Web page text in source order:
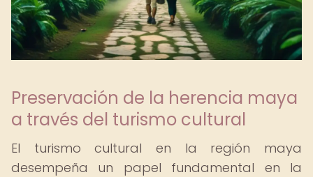
Preservación de la herencia maya
a través del turismo cultural
El turismo cultural en la región maya
desempeña un papel fundamental en la